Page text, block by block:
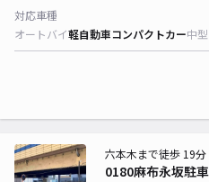
対応車種
オートバイ軽自動車コンパクトカー中
0180麻布永坂駐
六本木まで徒歩 19分